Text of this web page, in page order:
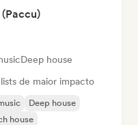
Deep house
de maior impacto
Deep house
house